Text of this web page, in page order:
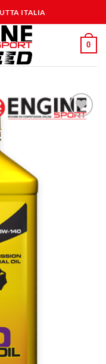
ITALIA
0